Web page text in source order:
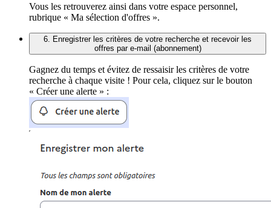
Vous les retrouverez ainsi dans votre espace personnel,
rubrique « Ma sélection d'offres ».
6. Enregistrer les critères de votre recherche et recevoir les
offres par e-mail (abonnement)
Gagnez du temps et évitez de ressaisir les critères de votre
recherche à chaque visite ! Pour cela, cliquez sur le bouton
« Créer une alerte » :